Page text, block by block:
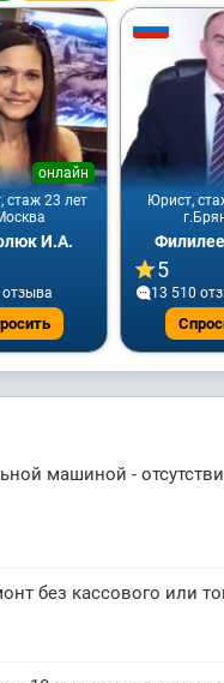
стаж 23 лет
онлайн
И.А.
Юрист,
5
13 510
машиной -
без кассового или